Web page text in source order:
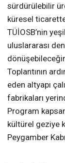
sürdürülebilir
küresel
TÜİOSB’nin
uluslararası
Toplantının
eden altyapı
fabrikaları
Program
kültürel geziye
Peygamber